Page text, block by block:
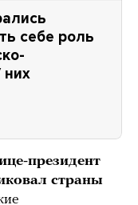
себе роль
них
президент
страны